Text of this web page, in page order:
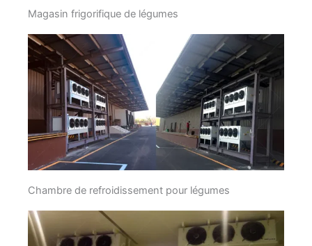
Magasin frigorifique de légumes
Chambre de refroidissement pour légumes